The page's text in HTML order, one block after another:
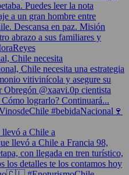
Chile necesita
a Chile a